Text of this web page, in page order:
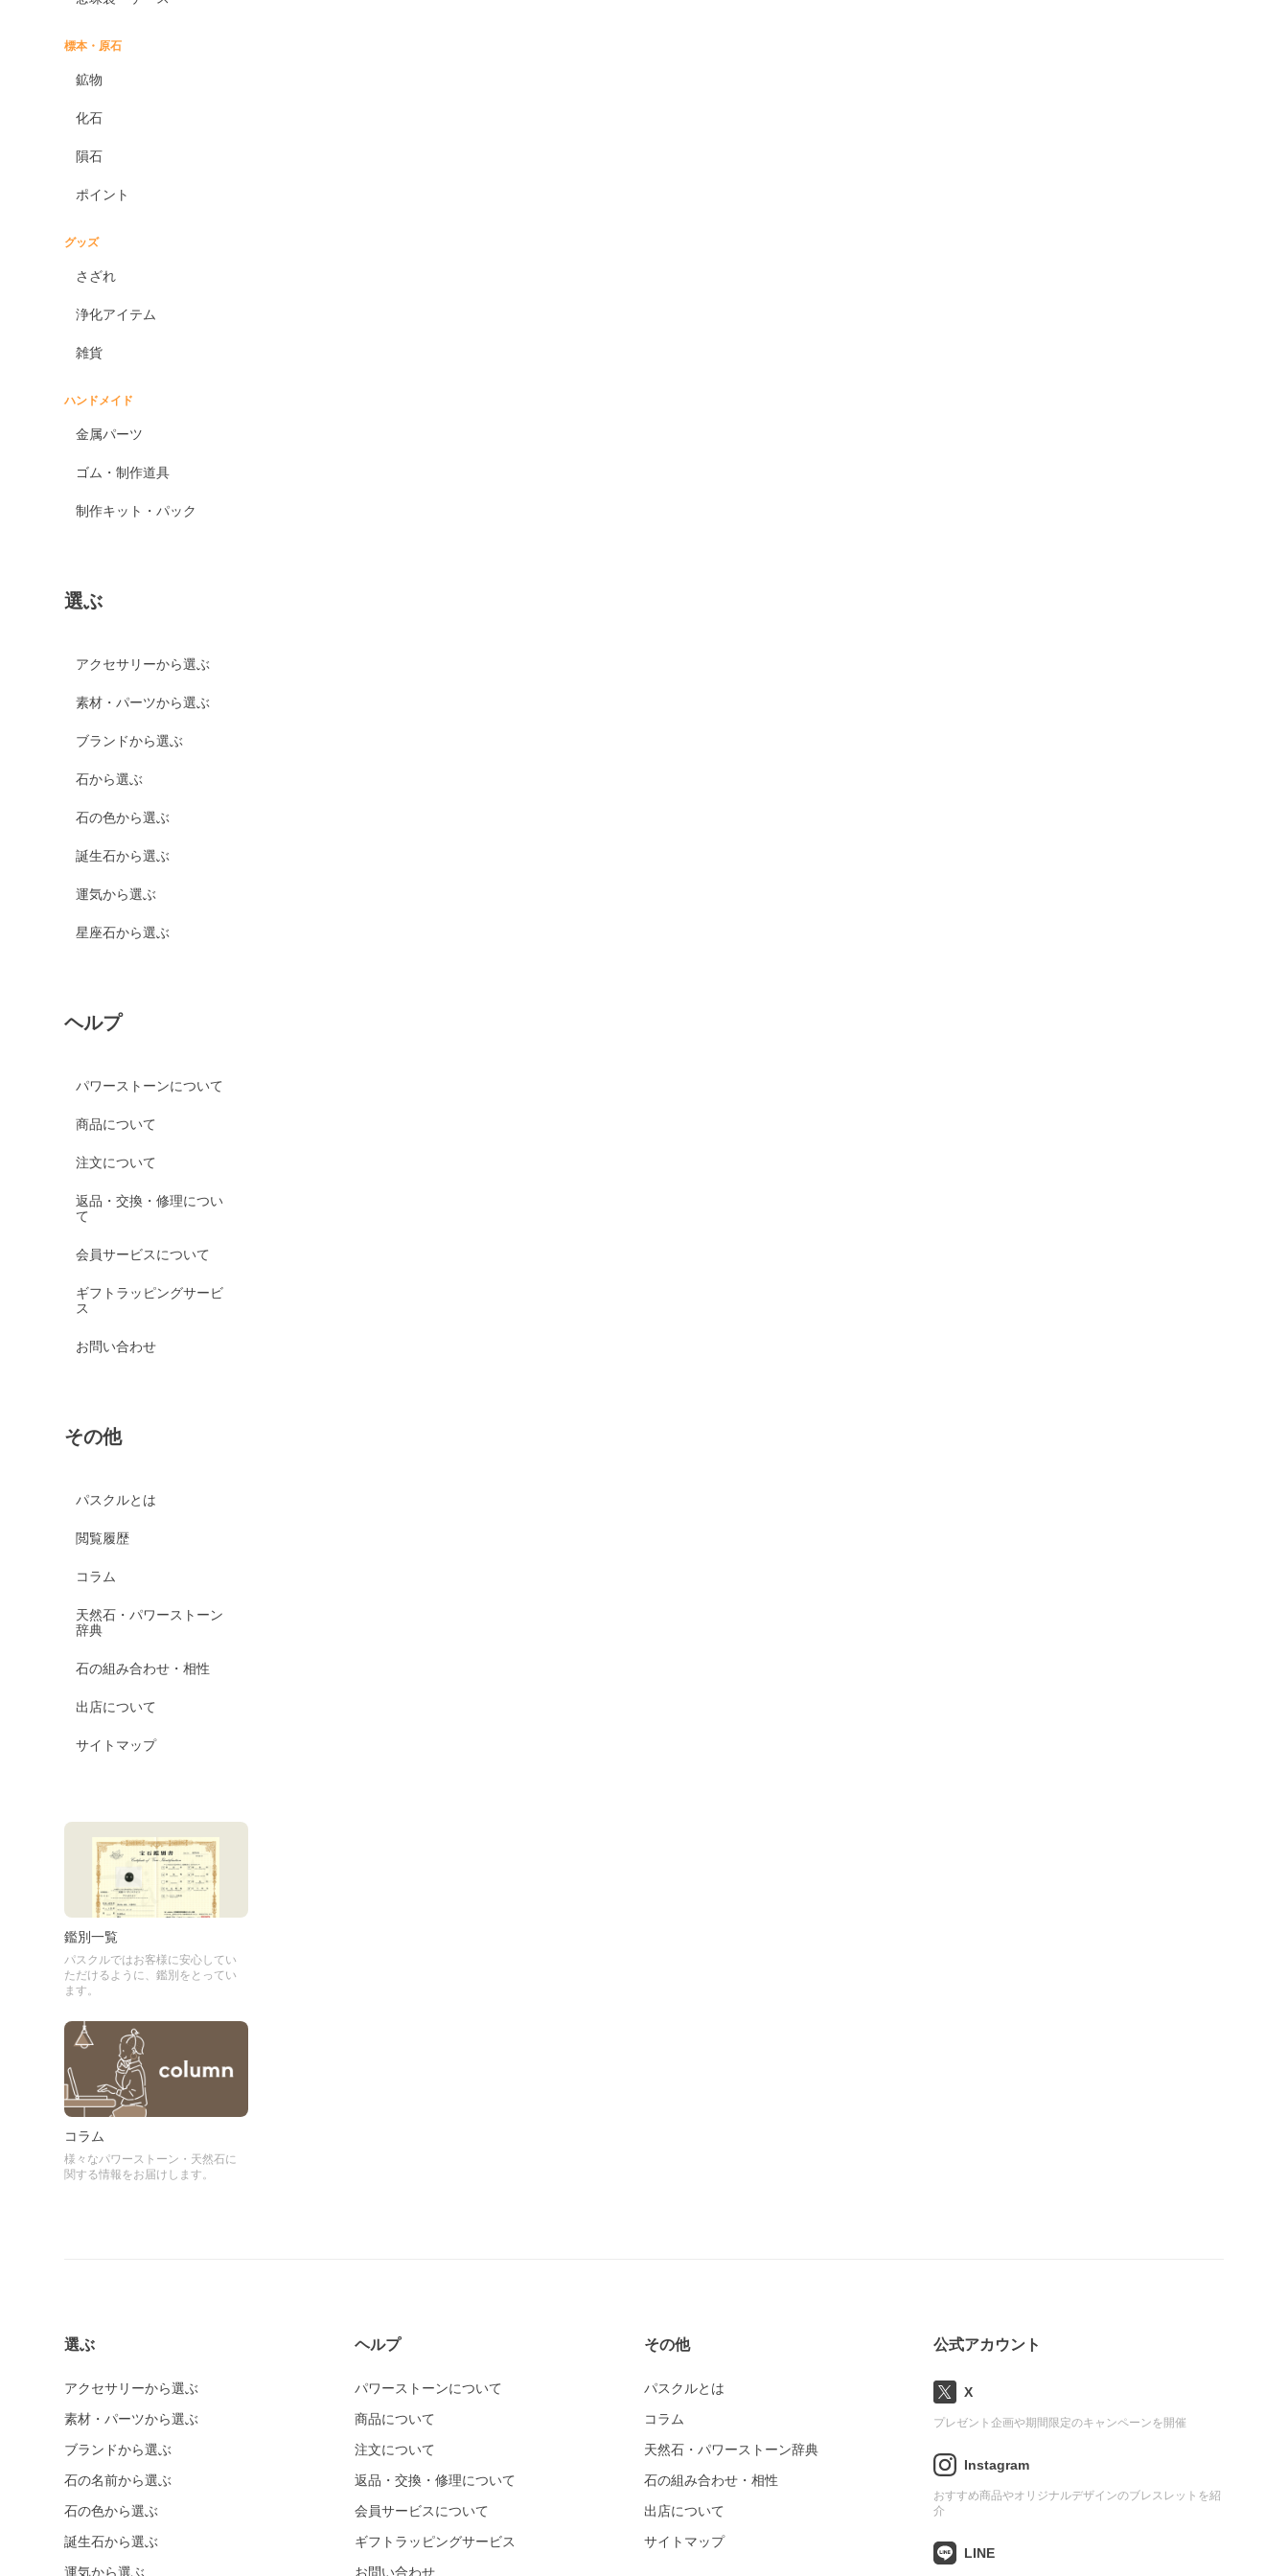
標本・原石
鉱物
化石
隕石
ポイント
グッズ
さざれ
浄化アイテム
雑貨
ハンドメイド
金属パーツ
ゴム・制作道具
制作キット・パック
選ぶ
アクセサリーから選ぶ
素材・パーツから選ぶ
ブランドから選ぶ
石から選ぶ
石の色から選ぶ
誕生石から選ぶ
運気から選ぶ
星座石から選ぶ
ヘルプ
パワーストーンについて
商品について
注文について
返品・交換・修理につい
て
会員サービスについて
ギフトラッピングサービ
ス
お問い合わせ
その他
パスクルとは
閲覧履歴
コラム
天然石・パワーストーン
辞典
石の組み合わせ・相性
出店について
サイトマップ
鑑別一覧
パスクルではお客様に安心してい
ただけるように、鑑別をとってい
ます。
コラム
様々なパワーストーン・天然石に
関する情報をお届けします。
選ぶ
アクセサリーから選ぶ
素材・パーツから選ぶ
ブランドから選ぶ
石の名前から選ぶ
石の色から選ぶ
誕生石から選ぶ
運気から選ぶ
ヘルプ
パワーストーンについて
商品について
注文について
返品・交換・修理について
会員サービスについて
ギフトラッピングサービス
お問い合わせ
その他
パスクルとは
コラム
天然石・パワーストーン辞典
石の組み合わせ・相性
出店について
サイトマップ
公式アカウント
X
プレゼント企画や期間限定のキャンペーンを開催
Instagram
おすすめ商品やオリジナルデザインのブレスレットを紹
介
LINE